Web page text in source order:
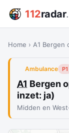
112radar
Home › A1 Bergen
Ambulance P1
A1 Bergen
inzet: ja)
Midden en